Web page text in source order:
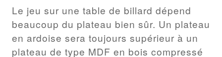
Le jeu sur une table de billard dépend
beaucoup du plateau bien sûr. Un plateau
en ardoise sera toujours supérieur à un
plateau de type MDF en bois compressé